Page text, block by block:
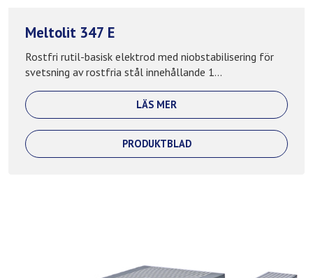
Meltolit 347 E
Rostfri rutil-basisk elektrod med niobstabilisering för
svetsning av rostfria stål innehållande 1...
LÄS MER
PRODUKTBLAD